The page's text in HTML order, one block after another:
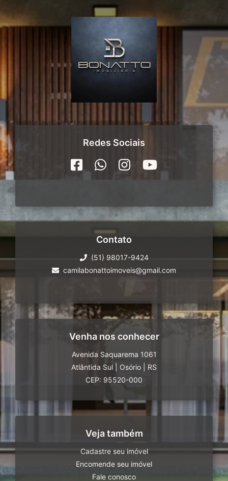
Redes Sociais
Contato
(51) 98017-9424
camilabonattoimoveis@gmail.com
Venha nos conhecer
Avenida Saquarema 1061
Atlântida Sul
Osório
RS
CEP: 95520-000
Veja também
Cadastre seu imóvel
Encomende seu imóvel
Fale conosco